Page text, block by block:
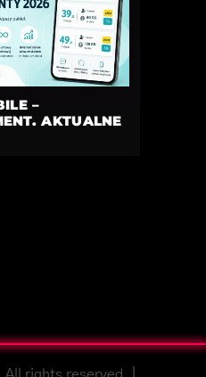
–
AKTUALNE
rights reserved. |